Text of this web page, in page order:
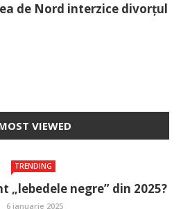
de Nord interzice divorțul
VIEWED
TRENDING
„lebedele negre” din 2025?
6 ianuarie 2025